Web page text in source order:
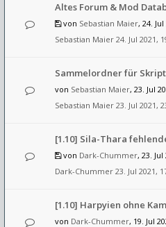
Altes Forum & Mod
von Sebastian Maier, 24.
Sebastian Maier 24. Jul 2021,
Sammelordner für
von Sebastian Maier, 23. Jul
Sebastian Maier 23. Jul 2021,
[1.10] Sila-Thara
von Dark-Chummer, 23. Jul
Dark-Chummer 23. Jul 2021,
[1.10] Harpyien ohne
von Dark-Chummer, 19. Jul